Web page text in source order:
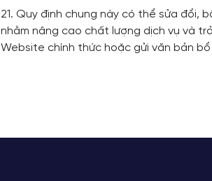
21. Quy định chung này có thể sửa đổi,
nhằm nâng cao chất lượng dịch vụ và
Website chính thức hoặc gửi văn bản